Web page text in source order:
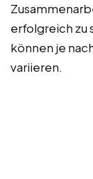
erfolgreich zu
können je
variieren.